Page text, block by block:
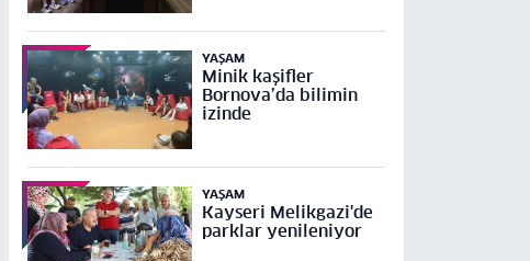
YAŞAM
Minik kaşifler
Bornova’da bilimin
izinde
YAŞAM
Kayseri Melikgazi'de
parklar yenileniyor